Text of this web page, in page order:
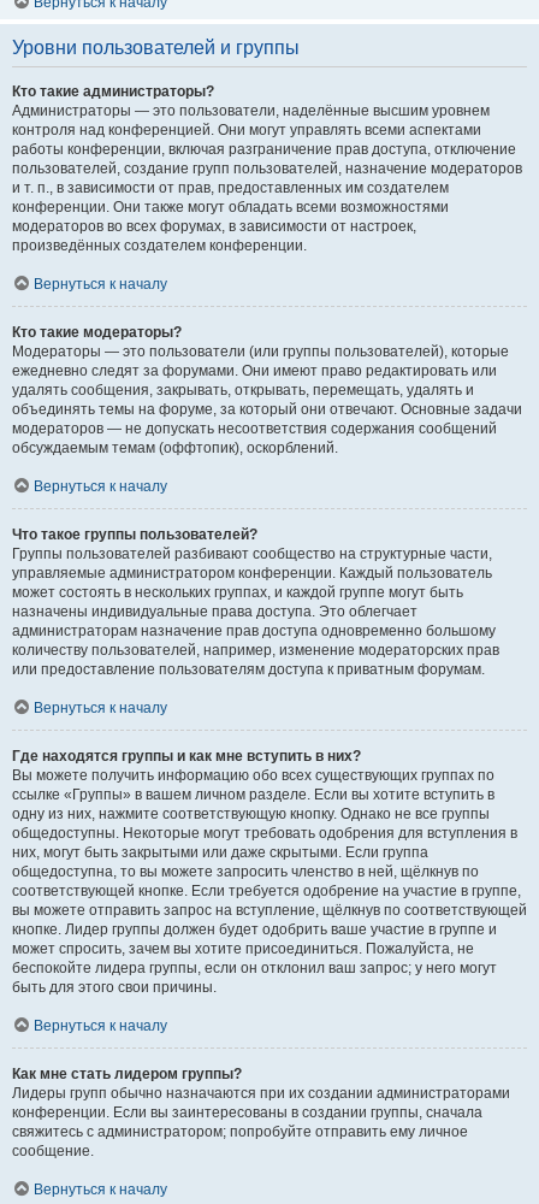
Уровни пользователей и группы
Кто такие администраторы?
Администраторы — это пользователи, наделённые высшим уровнем
контроля над конференцией. Они могут управлять всеми аспектами
работы конференции, включая разграничение прав доступа, отключение
пользователей, создание групп пользователей, назначение модераторов
и т. п., в зависимости от прав, предоставленных им создателем
конференции. Они также могут обладать всеми возможностями
модераторов во всех форумах, в зависимости от настроек,
произведённых создателем конференции.
Вернуться к началу
Кто такие модераторы?
Модераторы — это пользователи (или группы пользователей), которые
ежедневно следят за форумами. Они имеют право редактировать или
удалять сообщения, закрывать, открывать, перемещать, удалять и
объединять темы на форуме, за который они отвечают. Основные задачи
модераторов — не допускать несоответствия содержания сообщений
обсуждаемым темам (оффтопик), оскорблений.
Вернуться к началу
Что такое группы пользователей?
Группы пользователей разбивают сообщество на структурные части,
управляемые администратором конференции. Каждый пользователь
может состоять в нескольких группах, и каждой группе могут быть
назначены индивидуальные права доступа. Это облегчает
администраторам назначение прав доступа одновременно большому
количеству пользователей, например, изменение модераторских прав
или предоставление пользователям доступа к приватным форумам.
Вернуться к началу
Где находятся группы и как мне вступить в них?
Вы можете получить информацию обо всех существующих группах по
ссылке «Группы» в вашем личном разделе. Если вы хотите вступить в
одну из них, нажмите соответствующую кнопку. Однако не все группы
общедоступны. Некоторые могут требовать одобрения для вступления в
них, могут быть закрытыми или даже скрытыми. Если группа
общедоступна, то вы можете запросить членство в ней, щёлкнув по
соответствующей кнопке. Если требуется одобрение на участие в группе,
вы можете отправить запрос на вступление, щёлкнув по соответствующей
кнопке. Лидер группы должен будет одобрить ваше участие в группе и
может спросить, зачем вы хотите присоединиться. Пожалуйста, не
беспокойте лидера группы, если он отклонил ваш запрос; у него могут
быть для этого свои причины.
Вернуться к началу
Как мне стать лидером группы?
Лидеры групп обычно назначаются при их создании администраторами
конференции. Если вы заинтересованы в создании группы, сначала
свяжитесь с администратором; попробуйте отправить ему личное
сообщение.
Вернуться к началу